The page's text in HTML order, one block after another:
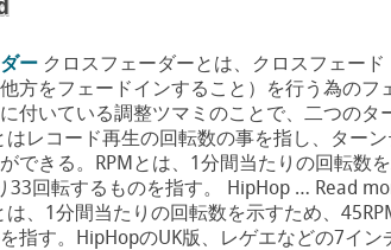
ー クロスフェーダーとは、クロスフェー
他方をフェードインすること）を行う為のフ
付いている調整ツマミのことで、二つのタ
はレコード再生の回転数の事を指し、ター
できる。RPMとは、1分間当たりの回転数
33回転するものを指す。 HipHop … Read
は、1分間当たりの回転数を示すため、
指す。HipHopのUK版、レゲエなどの7イ